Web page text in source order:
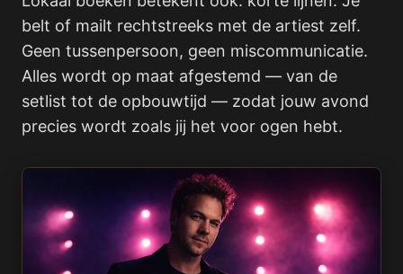
belt of mailt rechtstreeks met de artiest zelf.
Geen tussenpersoon, geen miscommunicatie.
Alles wordt op maat afgestemd — van de
setlist tot de opbouwtijd — zodat jouw avond
precies wordt zoals jij het voor ogen hebt.